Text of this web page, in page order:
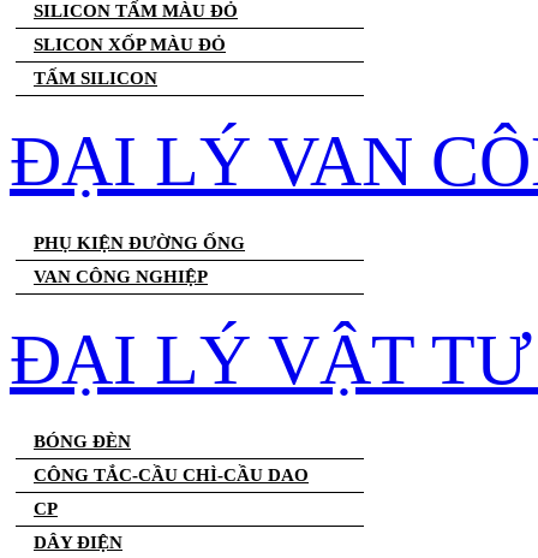
SILICON TẤM MÀU ĐỎ
SLICON XỐP MÀU ĐỎ
TẤM SILICON
ĐẠI LÝ VAN
PHỤ KIỆN ĐƯỜNG ỐNG
VAN CÔNG NGHIỆP
ĐẠI LÝ VẬT TƯ
BÓNG ĐÈN
CÔNG TẮC-CẦU CHÌ-CẦU DAO
CP
DÂY ĐIỆN